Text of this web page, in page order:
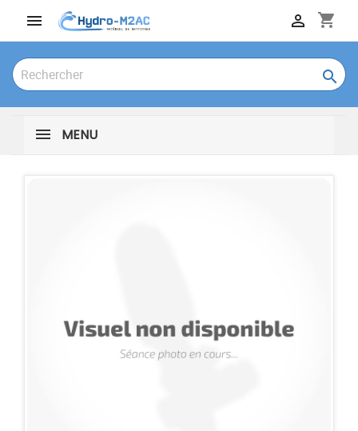
 shopping_cart


MENU